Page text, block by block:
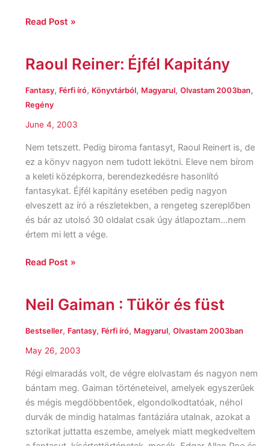
Read Post »
Raoul Reiner: Éjfél Kapitány
Fantasy, Férfi író, Könyvtárból, Magyarul, Olvastam 2003ban,
Regény
June 4, 2003
Nem tetszett. Pedig biroma fantasyt, Raoul Reinert is, de
ez a könyv nagyon nem tudott lekötni. Eleve nem bírom
a keleti középkorra, berendezkedésre hasonlító
fantasykat. Éjfél kapitány esetében pedig nagyon
elveszett az író a részletekben, a rengeteg szereplőben
és bár az utolsó 30 oldalat csak úgy átlapoztam…nem
értem mi lett a vége.
Raoul
Éjfél
Kapitány
Read Post »
Neil Gaiman : Tükör és füst
Bestseller, Fantasy, Férfi író, Magyarul, Olvastam 2003ban
May 26, 2003
Régi elmaradás volt, de végre elolvastam és nagyon nem
bántam meg. Gaiman történeteivel, amelyek egyszerűek
és mégis megdöbbentőek, elgondolkodtatóak, néhol
durvák de mindig hatalmas fantáziára utalnak, azokat a
sztorikat juttatta eszembe, amelyek miatt megkedveltem
Neil
:
füst